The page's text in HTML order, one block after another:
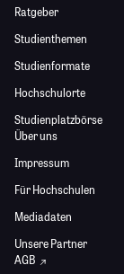
Ratgeber
Studienthemen
Studienformate
Hochschulorte
Studienplatzbörse
Über uns
Impressum
Für Hochschulen
Mediadaten
Unsere Partner
AGB